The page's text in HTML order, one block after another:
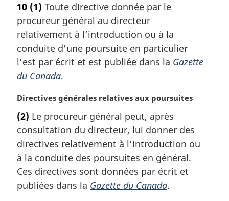
e
m
a
r
i
n
l
e
:
10 (1) Toute directive donnée par le
procureur général au directeur
relativement à l’introduction ou à la
conduite d’une poursuite en particulier
l’est par écrit et est publiée dans la Gazette
du Canada.
N
t
e
m
a
g
i
Directives générales relatives aux poursuites
(2) Le procureur général peut, après
consultation du directeur, lui donner des
directives relativement à l’introduction ou
à la conduite des poursuites en général.
Ces directives sont données par écrit et
publiées dans la Gazette du Canada.